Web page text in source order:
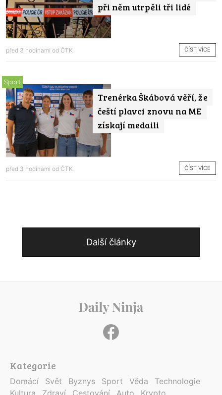
při něm utrpěli tři lidé
před 3 hodinami od ČTK ČÍST VÍCE
Trenérka Škábová věří, že
čeští plavci znovu na ME
získají medaili
Sport
před 3 hodinami od ČTK ČÍST VÍCE
Další články
Kategorie
Domácí Svět Byznys Sport Věda
Technologie